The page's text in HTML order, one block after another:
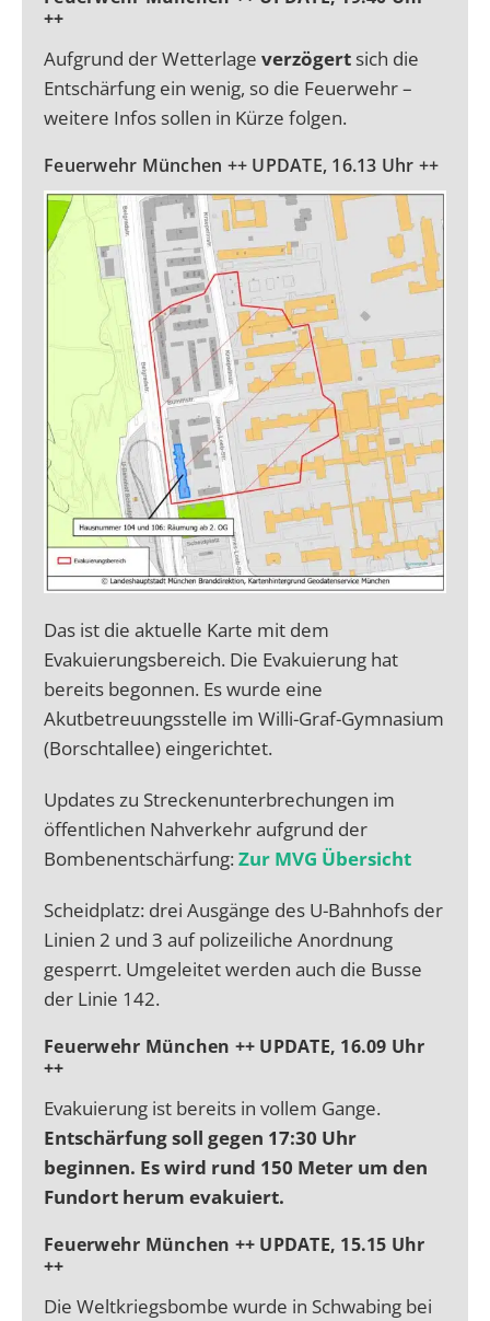
++
Aufgrund der Wetterlage verzögert sich die
Entschärfung ein wenig, so die Feuerwehr –
weitere Infos sollen in Kürze folgen.
Feuerwehr München ++ UPDATE, 16.13 Uhr ++
Das ist die aktuelle Karte mit dem
Evakuierungsbereich. Die Evakuierung hat
bereits begonnen. Es wurde eine
Akutbetreuungsstelle im Willi-Graf-Gymnasium
(Borschtallee) eingerichtet.
Updates zu Streckenunterbrechungen im
öffentlichen Nahverkehr aufgrund der
Bombenentschärfung: Zur MVG Übersicht
Scheidplatz: drei Ausgänge des U-Bahnhofs der
Linien 2 und 3 auf polizeiliche Anordnung
gesperrt. Umgeleitet werden auch die Busse
der Linie 142.
Feuerwehr München ++ UPDATE, 16.09 Uhr
++
Evakuierung ist bereits in vollem Gange.
Entschärfung soll gegen 17:30 Uhr
beginnen. Es wird rund 150 Meter um den
Fundort herum evakuiert.
Feuerwehr München ++ UPDATE, 15.15 Uhr
++
Die Weltkriegsbombe wurde in Schwabing bei